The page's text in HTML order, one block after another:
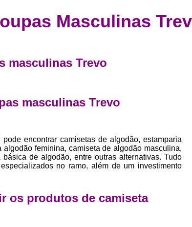
Confecção de Roupas
Desenvolvimento de Coleção de
Desenvolvimento
Desenvolvimento de
Desenvolvimento de
Desenvolvimento
Desenvolvimento Estampa de
Private
Masculinas
masculinas Trevo
masculinas Trevo
encontrar camisetas de algodão, estamparia
feminina, camiseta de algodão masculina,
de algodão, entre outras alternativas. Tudo
no ramo, além de um investimento
os produtos de camiseta